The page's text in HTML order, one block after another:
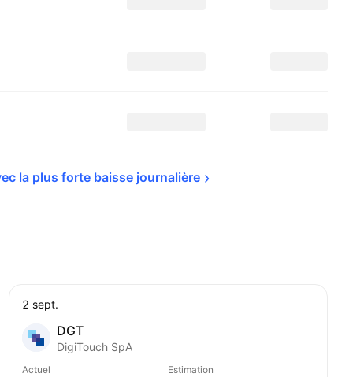
la plus forte baisse journalière
2 sept.
DGT
DigiTouch SpA
Actuel Estimation